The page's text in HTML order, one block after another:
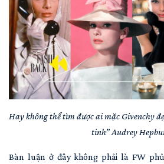
Hay không thể tìm được ai mặc Givenchy
tinh” Audrey
Bàn luận ở đây không phải là FW